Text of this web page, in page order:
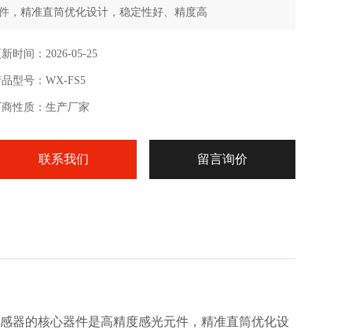
，精准直筒优化设计，稳定性好、精度高
时间：2026-05-25
型号：WX-FS5
性质：生产厂家
联系我们 留言询价
器的核心器件是高精度感光元件，精准直筒优化设